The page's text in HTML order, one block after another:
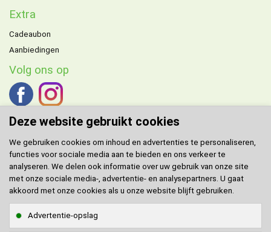
Extra
Cadeaubon
Aanbiedingen
Volg ons op
DOMENECHagent voor de Benelux.
Klantenservice
Sitemap
Deze website gebruikt cookies
We gebruiken cookies om inhoud en advertenties te personaliseren,
functies voor sociale media aan te bieden en ons verkeer te
analyseren. We delen ook informatie over uw gebruik van onze site
met onze sociale media-, advertentie- en analysepartners. U gaat
akkoord met onze cookies als u onze website blijft gebruiken.
Advertentie-opslag